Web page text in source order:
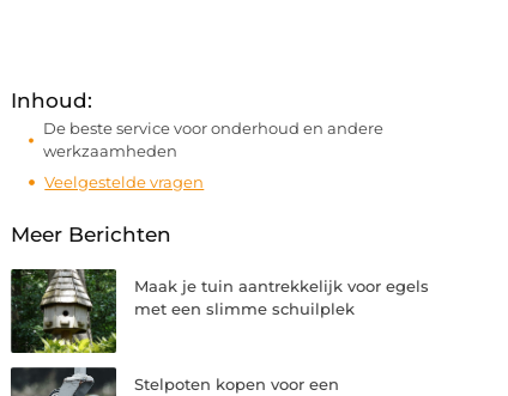
Inhoud:
De beste service voor onderhoud en andere
werkzaamheden
Veelgestelde vragen
Meer Berichten
Maak je tuin aantrekkelijk voor egels
met een slimme schuilplek
Stelpoten kopen voor een